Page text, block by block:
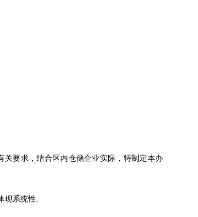
要求，结合区内仓储企业实际，特制定本办
现系统性。